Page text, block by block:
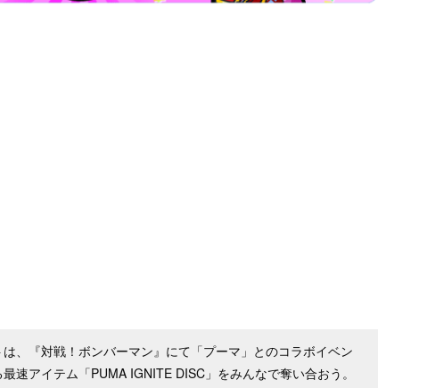
、『対戦！ボンバーマン』にて「プーマ」とのコラボイベン
速アイテム「PUMA IGNITE DISC」をみんなで奪い合おう。